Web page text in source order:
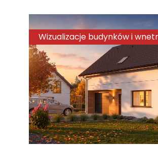
Wizualizacje budynków i